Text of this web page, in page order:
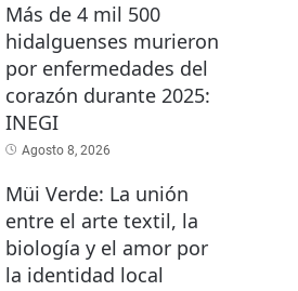
Más de 4 mil 500
hidalguenses murieron
por enfermedades del
corazón durante 2025:
INEGI
Agosto 8, 2026
Müi Verde: La unión
entre el arte textil, la
biología y el amor por
la identidad local